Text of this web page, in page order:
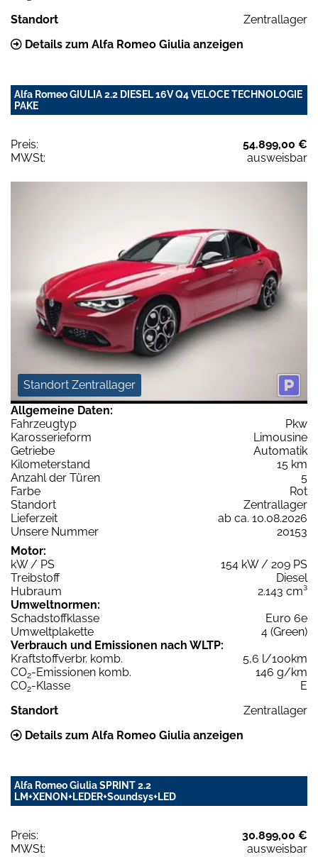
Standort
Zentrallager
Details zum Alfa Romeo Giulia anzeigen
Alfa Romeo GIULIA 2.2 DIESEL 16V Q4 VELOCE TECHNOLOGIE
PAKE
Preis:
54.899,00 €
MWSt:
ausweisbar
Standort Zentrallager
Allgemeine Daten:
Fahrzeugtyp
Pkw
Karosserieform
Limousine
Getriebe
Automatik
Kilometerstand
15 km
Anzahl der Türen
5
Farbe
Rot
Standort
Zentrallager
Lieferzeit
ab ca. 10.08.2026
Unsere Nummer
20153
Motor:
kW / PS
154 kW / 209 PS
Treibstoff
Diesel
Hubraum
2.143 cm³
Umweltnormen:
Schadstoffklasse
Euro 6e
Umweltplakette
4 (Green)
Verbrauch und Emissionen nach WLTP:
Kraftstoffverbr. komb.
5,6 l/100km
CO2-Emissionen komb.
146 g/km
CO2-Klasse
E
Standort
Zentrallager
Details zum Alfa Romeo Giulia anzeigen
Alfa Romeo Giulia SPRINT 2.2
LM+XENON+LEDER+Soundsys+LED
Preis:
30.899,00 €
MWSt:
ausweisbar